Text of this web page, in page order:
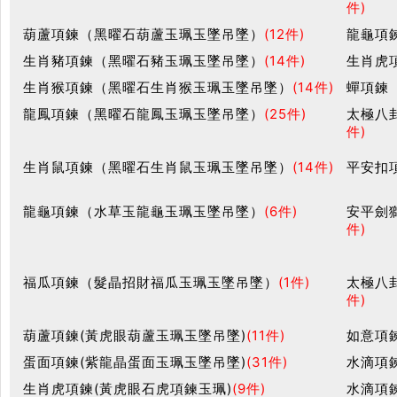
件)
葫蘆項鍊（黑曜石葫蘆玉珮玉墜吊墜） (12件)
龍龜項
生肖豬項鍊（黑曜石豬玉珮玉墜吊墜） (14件)
生肖虎
生肖猴項鍊（黑曜石生肖猴玉珮玉墜吊墜） (14件)
蟬項鍊
龍鳳項鍊（黑曜石龍鳳玉珮玉墜吊墜） (25件)
太極八
件)
生肖鼠項鍊（黑曜石生肖鼠玉珮玉墜吊墜） (14件) 平安扣
龍龜項鍊（水草玉龍龜玉珮玉墜吊墜） (6件)
安平劍
件)
福瓜項鍊（髮晶招財福瓜玉珮玉墜吊墜） (1件)
太極八
件)
葫蘆項鍊(黃虎眼葫蘆玉珮玉墜吊墜)(11件)
如意項
蛋面項鍊(紫龍晶蛋面玉珮玉墜吊墜)(31件)
水滴項
生肖虎項鍊(黃虎眼石虎項鍊玉珮)(9件) 水滴項